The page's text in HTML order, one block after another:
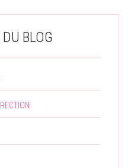
BLOG